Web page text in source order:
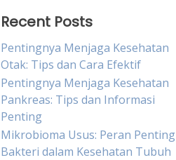
Recent Posts
Pentingnya Menjaga Kesehatan
Otak: Tips dan Cara Efektif
Pentingnya Menjaga Kesehatan
Pankreas: Tips dan Informasi
Penting
Mikrobioma Usus: Peran Penting
Bakteri dalam Kesehatan Tubuh